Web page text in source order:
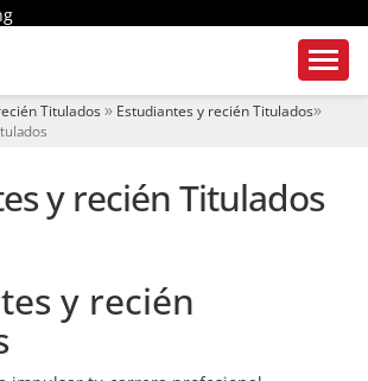
Titulados
Estudiantes y recién Titulados
y recién Titulados
y recién